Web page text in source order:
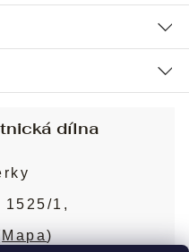
dílna
1,
Mapa)